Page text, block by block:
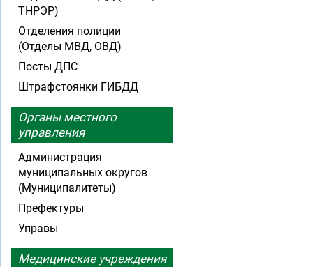
ТНРЭР)
Отделения полиции
(Отделы МВД, ОВД)
Посты ДПС
Штрафстоянки ГИБДД
Органы местного
управления
Администрация
муниципальных округов
(Муниципалитеты)
Префектуры
Управы
Медицинские учреждения